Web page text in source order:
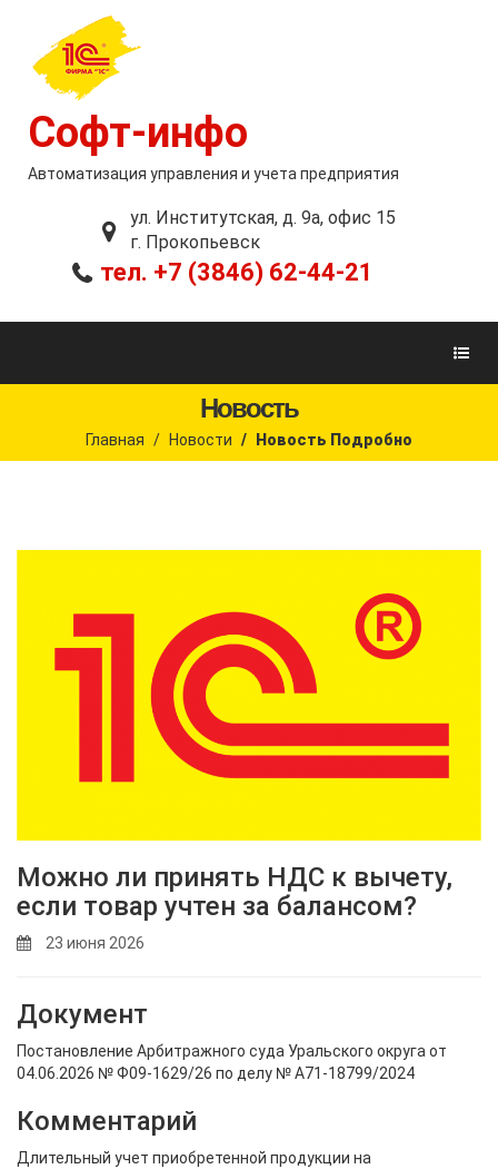
Софт-инфо
Автоматизация управления и учета предприятия
ул. Институтская, д. 9а, офис 15
г. Прокопьевск
тел. +7 (3846) 62-44-21
Новость
Главная Новости Новость Подробно
Можно ли принять НДС к вычету,
если товар учтен за балансом?
23 июня 2026
Документ
Постановление Арбитражного суда Уральского округа от
04.06.2026 № Ф09-1629/26 по делу № А71-18799/2024
Комментарий
Длительный учет приобретенной продукции на